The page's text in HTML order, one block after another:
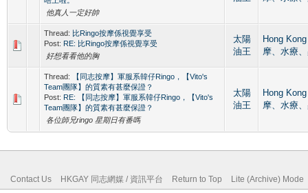
他真人一定好帥
Thread: 比Ringo按摩係視覺享受
Post: RE: 比Ringo按摩係視覺享受
好想看看他的胸
太陽
油王
Hong
摩、水療
Thread:
【同志按摩】軍服系韓仔Ringo，【Vito's
Team團隊】的質素有甚麼保證？
Post: RE: 【同志按摩】軍服系韓仔Ringo，【Vito's
Team團隊】的質素有甚麼保證？
各位師兄ringo 星期日有番嗎
太陽
油王
Hong
摩、水療
Contact Us HKGAY 同志網媒 / 資訊平台 Return to Top Lite (Archive) Mode